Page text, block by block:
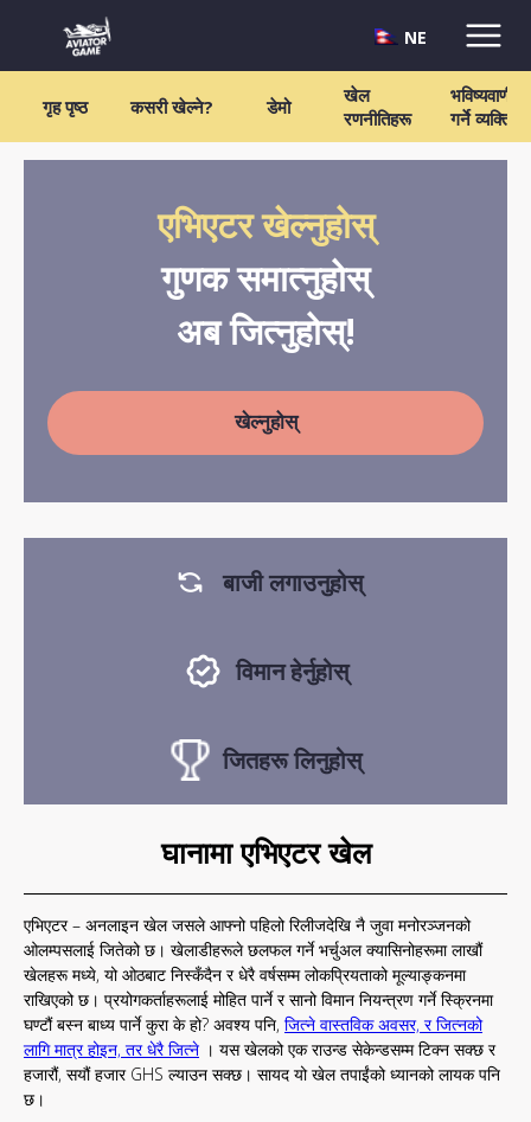
NE
गृह पृष्ठ कसरी खेल्ने? डेमो
खेल
रणनीतिहरू
भविष्यवाणी
गर्ने व्यक्ति
एभिएटर खेल्नुहोस्
गुणक समात्नुहोस्
अब जित्नुहोस्!
खेल्नुहोस्
बाजी लगाउनुहोस्
विमान हेर्नुहोस्
जितहरू लिनुहोस्
घानामा एभिएटर खेल
एभिएटर – अनलाइन खेल जसले आफ्नो पहिलो रिलीजदेखि नै जुवा मनोरञ्जनको
ओलम्पसलाई जितेको छ। खेलाडीहरूले छलफल गर्ने भर्चुअल क्यासिनोहरूमा लाखौं
खेलहरू मध्ये, यो ओठबाट निस्कँदैन र धेरै वर्षसम्म लोकप्रियताको मूल्याङ्कनमा
राखिएको छ। प्रयोगकर्ताहरूलाई मोहित पार्ने र सानो विमान नियन्त्रण गर्ने स्क्रिनमा
घण्टौं बस्न बाध्य पार्ने कुरा के हो? अवश्य पनि, जित्ने वास्तविक अवसर, र जित्नको
लागि मात्र होइन, तर धेरै जित्ने । यस खेलको एक राउन्ड सेकेन्डसम्म टिक्न सक्छ र
हजारौं, सयौं हजार GHS ल्याउन सक्छ। सायद यो खेल तपाईंको ध्यानको लायक पनि
छ।